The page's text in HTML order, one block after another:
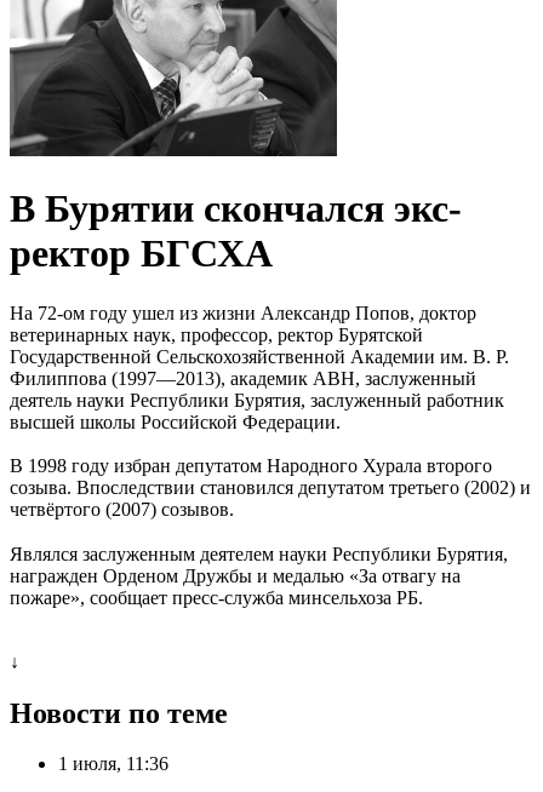
В Бурятии скончался экс-
ректор БГСХА
На 72-ом году ушел из жизни Александр Попов, доктор
ветеринарных наук, профессор, ректор Бурятской
Государственной Сельскохозяйственной Академии им. В. Р.
Филиппова (1997—2013), aкадемик АВН, заслуженный
деятель науки Республики Бурятия, заслуженный работник
высшей школы Российской Федерации.
В 1998 году избран депутатом Народного Хурала второго
созыва. Впоследствии становился депутатом третьего (2002) и
четвёртого (2007) созывов.
Являлся заслуженным деятелем науки Республики Бурятия,
награжден Орденом Дружбы и медалью «За отвагу на
пожаре», сообщает пресс-служба минсельхоза РБ.
↓
Новости по теме
1 июля, 11:36